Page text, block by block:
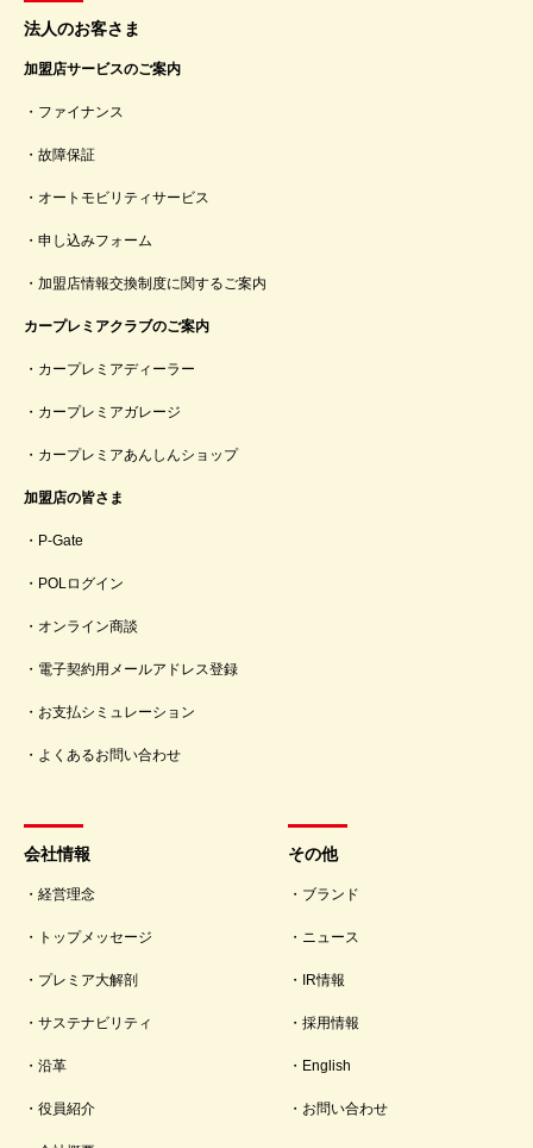
法人のお客さま
加盟店サービスのご案内
ファイナンス
故障保証
オートモビリティサービス
申し込みフォーム
加盟店情報交換制度に関するご案内
カープレミアクラブのご案内
カープレミアディーラー
カープレミアガレージ
カープレミアあんしんショップ
加盟店の皆さま
P-Gate
POLログイン
オンライン商談
電子契約用メールアドレス登録
お支払シミュレーション
よくあるお問い合わせ
会社情報
経営理念
トップメッセージ
プレミア大解剖
サステナビリティ
沿革
役員紹介
その他
ブランド
ニュース
IR情報
採用情報
English
お問い合わせ